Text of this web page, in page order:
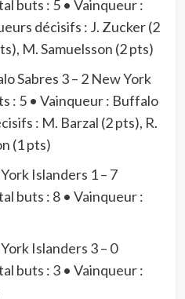
buts : 5 • Vainqueur :
décisifs : J. Zucker (2
M. Samuelsson (2 pts)
Sabres 3 – 2 New York
: 5 • Vainqueur : Buffalo
: M. Barzal (2 pts), R.
(1 pts)
Islanders 1 – 7
buts : 8 • Vainqueur :
Islanders 3 – 0
buts : 3 • Vainqueur :